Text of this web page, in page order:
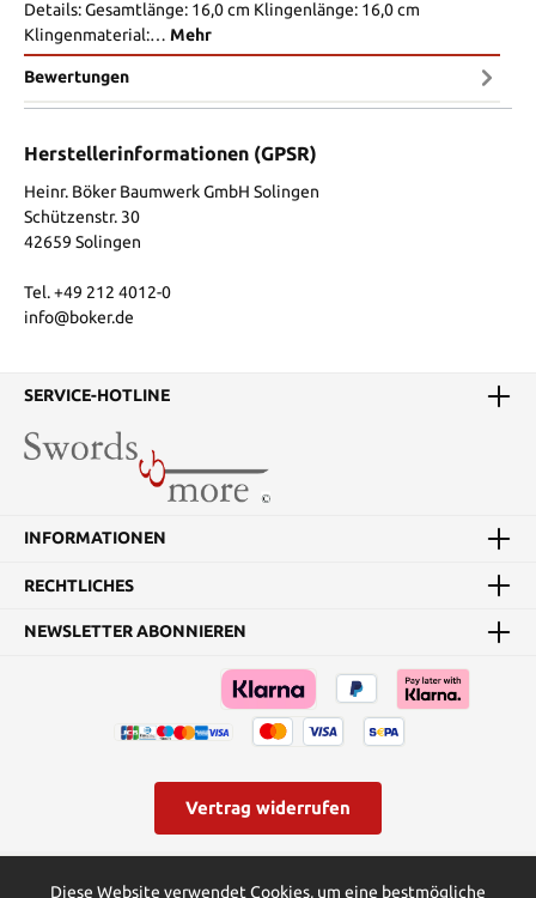
Details: Gesamtlänge: 16,0 cm Klingenlänge: 16,0 cm
Klingenmaterial:… Mehr
Bewertungen
Herstellerinformationen (GPSR)
Heinr. Böker Baumwerk GmbH Solingen
Schützenstr. 30
42659 Solingen
Tel. +49 212 4012-0
info@boker.de
SERVICE-HOTLINE
INFORMATIONEN
RECHTLICHES
NEWSLETTER ABONNIEREN
Vertrag widerrufen
Diese Website verwendet Cookies, um eine bestmögliche